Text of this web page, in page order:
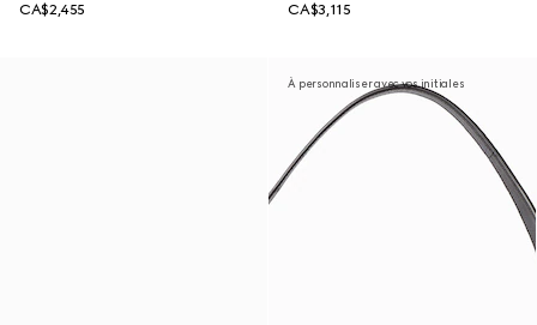
CA$2,455
CA$3,115
À personnaliser avec vos initiales